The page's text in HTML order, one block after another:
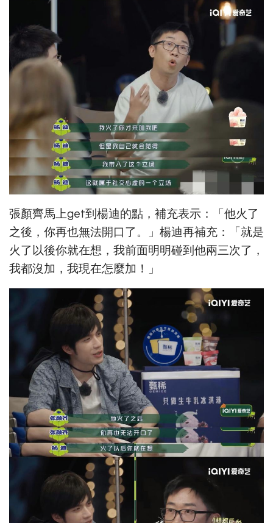
張顏齊馬上get到楊迪的點，補充表示：「他火了
之後，你再也無法開口了。」楊迪再補充：「就是
火了以後你就在想，我前面明明碰到他兩三次了，
我都沒加，我現在怎麼加！」